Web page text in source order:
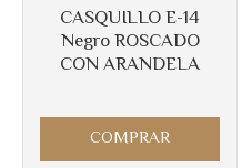
CASQUILLO E-14
Negro ROSCADO
CON ARANDELA
COMPRAR